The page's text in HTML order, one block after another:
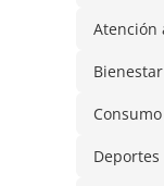
Atención
Consumo
Deportes